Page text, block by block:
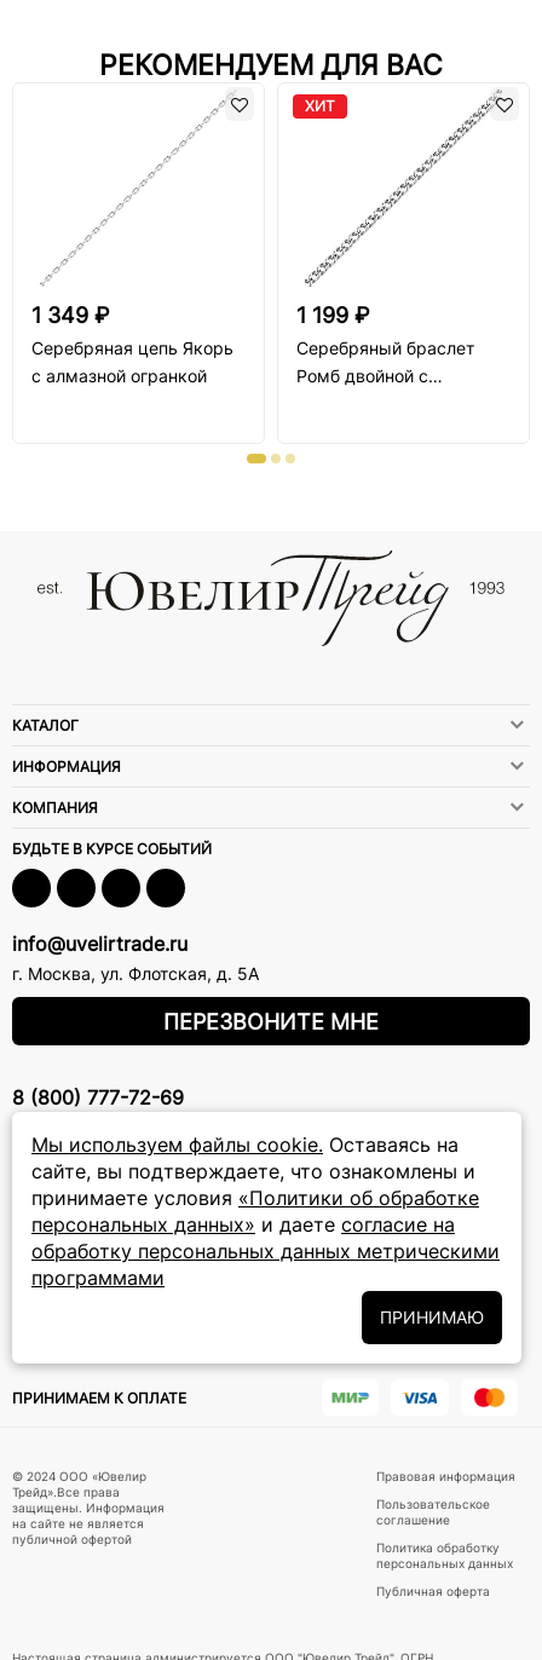
РЕКОМЕНДУЕМ ДЛЯ ВАС
1 349 ₽
Серебряная цепь Якорь
с алмазной огранкой
ХИТ
1 199 ₽
Серебряный браслет
Ромб двойной с
Мы используем файлы cookie. Оставаясь на
сайте, вы подтверждаете, что ознакомлены и
принимаете условия «Политики об обработке
персональных данных» и даете согласие на
обработку персональных данных метрическими
программами
ПРИНИМАЮ
КАТАЛОГ
ИНФОРМАЦИЯ
КОМПАНИЯ
БУДЬТЕ В КУРСЕ СОБЫТИЙ
info@uvelirtrade.ru
г. Москва, ул. Флотская, д. 5А
ПЕРЕЗВОНИТЕ МНЕ
8 (800) 777-72-69
ПОДПИСКА НА РАССЫЛКУ
Подписаться на новости
Подписываясь на рассылку, вы соглашаетесь с условиямиПолитики
и даёте своё согласие на их
ПРИНИМАЕМ К ОПЛАТЕ
© 2024 ООО «Ювелир
Трейд».Все права
защищены. Информация
на сайте не является
публичной офертой
Правовая информация
Пользовательское
соглашение
Политика обработку
персональных данных
Публичная оферта